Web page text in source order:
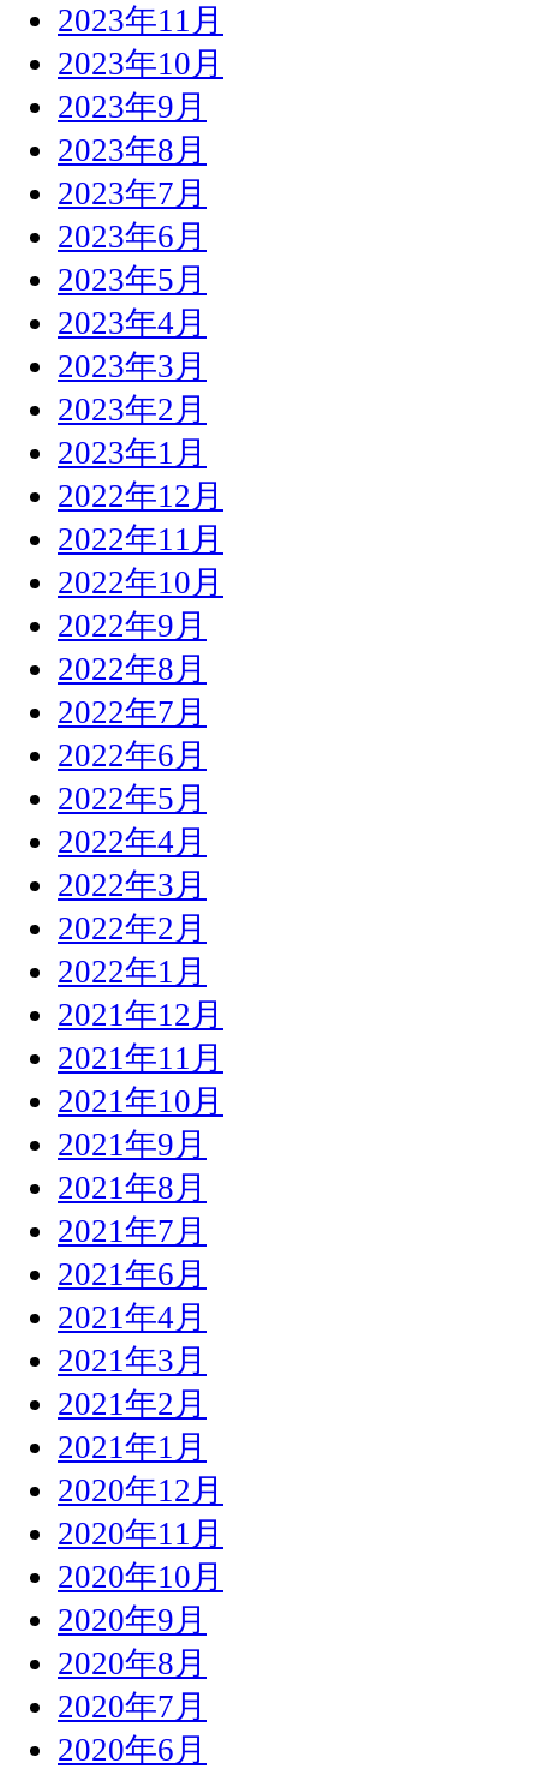
2023年11月
2023年10月
2023年9月
2023年8月
2023年7月
2023年6月
2023年5月
2023年4月
2023年3月
2023年2月
2023年1月
2022年12月
2022年11月
2022年10月
2022年9月
2022年8月
2022年7月
2022年6月
2022年5月
2022年4月
2022年3月
2022年2月
2022年1月
2021年12月
2021年11月
2021年10月
2021年9月
2021年8月
2021年7月
2021年6月
2021年4月
2021年3月
2021年2月
2021年1月
2020年12月
2020年11月
2020年10月
2020年9月
2020年8月
2020年7月
2020年6月